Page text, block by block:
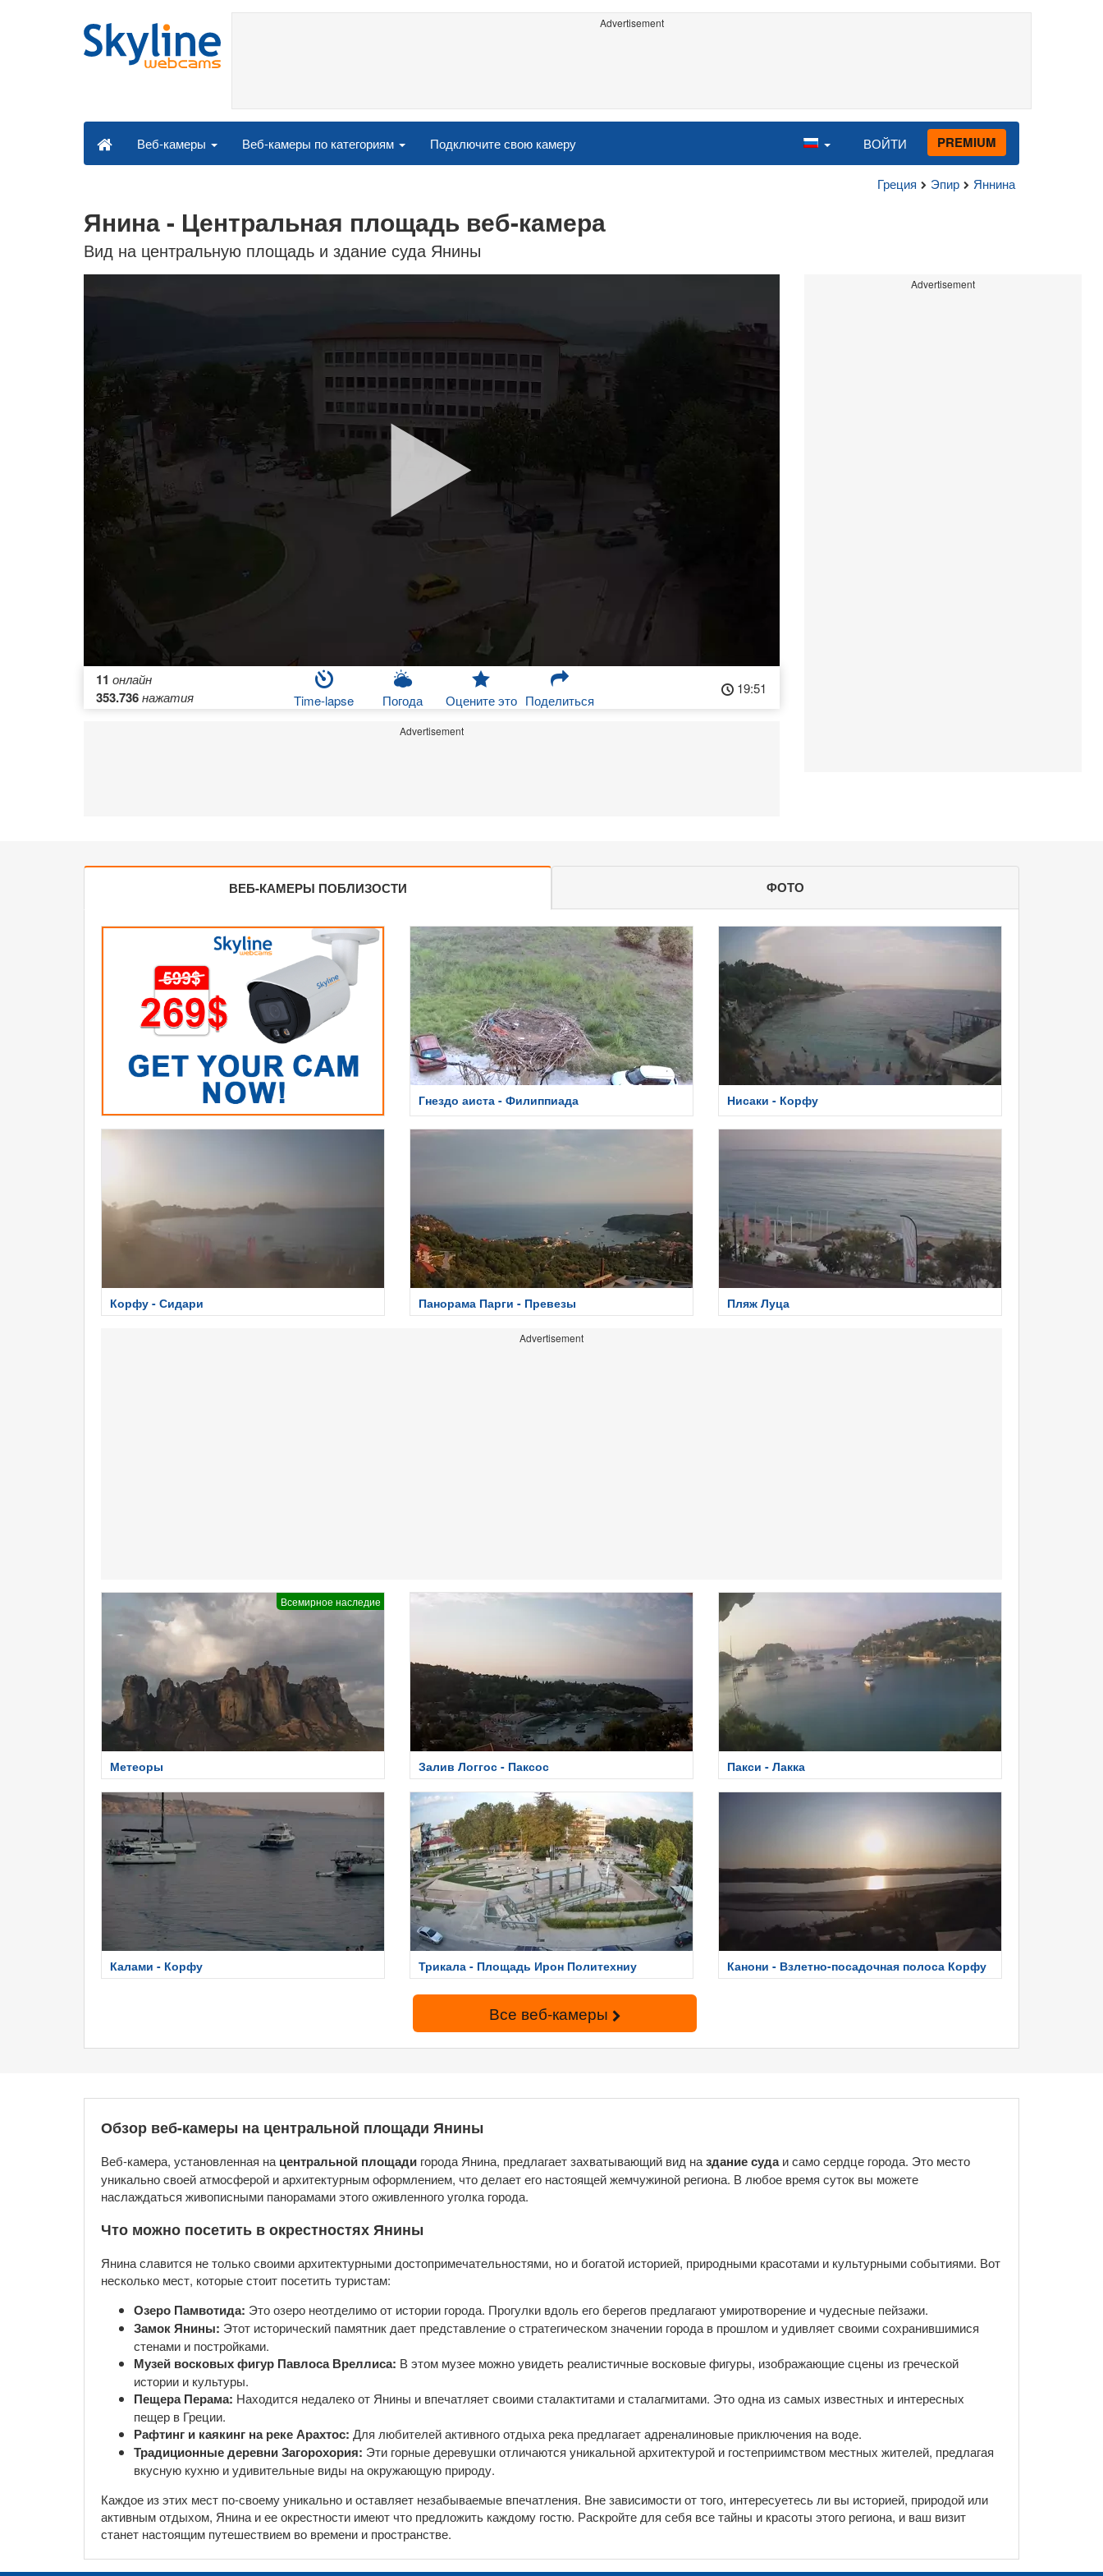
Advertisement
Веб-камеры Веб-камеры по категориям Подключите свою камеру ВОЙТИ PREMIUM
Греция Эпир Яннина
Янина - Центральная площадь веб-камера
Вид на центральную площадь и здание суда Янины
11 онлайн
353.736нажатия Time-lapse Погода Оцените это Поделиться
19:51
Advertisement
Advertisement
ВЕБ-КАМЕРЫ ПОБЛИЗОСТИ ФОТО
Гнездо аиста - Филиппиада Нисаки - Корфу
Корфу - Сидари Панорама Парги - Превезы Пляж Луца
Advertisement
Всемирное наследие
Метеоры Залив Логгос - Паксос Пакси - Лакка
Калами - Корфу Трикала - Площадь Ирон Политехниу Канони - Взлетно-посадочная полоса Корфу
Все веб-камеры
Обзор веб-камеры на центральной площади Янины
Веб-камера, установленная на центральной площади города Янина, предлагает захватывающий вид наздание судаи само сердце города. Это место
уникально своей атмосферой и архитектурным оформлением, что делает его настоящей жемчужиной региона. В любое время суток вы можете
наслаждаться живописными панорамами этого оживленного уголка города.
Что можно посетить в окрестностях Янины
Янина славится не только своими архитектурными достопримечательностями, но и богатой историей, природными красотами и культурными событиями. Вот
несколько мест, которые стоит посетить туристам:
Озеро Памвотида: Это озеро неотделимо от истории города. Прогулки вдоль его берегов предлагают умиротворение и чудесные пейзажи.
Замок Янины: Этот исторический памятник дает представление о стратегическом значении города в прошлом и удивляет своими сохранившимися
стенами и постройками.
Музей восковых фигур Павлоса Вреллиса: В этом музее можно увидеть реалистичные восковые фигуры, изображающие сцены из греческой
истории и культуры.
Пещера Перама: Находится недалеко от Янины и впечатляет своими сталактитами и сталагмитами. Это одна из самых известных и интересных
пещер в Греции.
Рафтинг и каякинг на реке Арахтос: Для любителей активного отдыха река предлагает адреналиновые приключения на воде.
Традиционные деревни Загорохория: Эти горные деревушки отличаются уникальной архитектурой и гостеприимством местных жителей, предлагая
вкусную кухню и удивительные виды на окружающую природу.
Каждое из этих мест по-своему уникально и оставляет незабываемые впечатления. Вне зависимости от того, интересуетесь ли вы историей, природой или
активным отдыхом, Янина и ее окрестности имеют что предложить каждому гостю. Раскройте для себя все тайны и красоты этого региона, и ваш визит
станет настоящим путешествием во времени и пространстве.